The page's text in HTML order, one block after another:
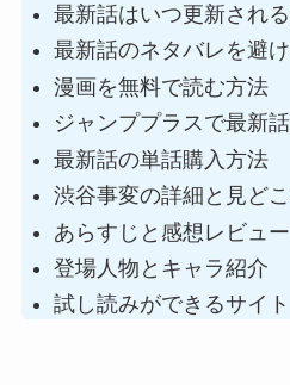
最新話はいつ更新され
最新話のネタバレを避
漫画を無料で読む方法
ジャンププラスで最新
最新話の単話購入方法
渋谷事変の詳細と見ど
あらすじと感想レビュー
登場人物とキャラ紹介
試し読みができるサイト